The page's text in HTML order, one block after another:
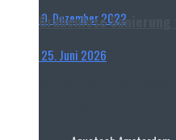
9. Dezember 2022
Grabenlose
25. Juni 2026